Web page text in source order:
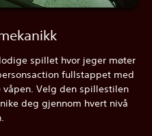
spillet hvor jeger møter
fullstappet med
Velg den spillestilen
deg gjennom hvert nivå